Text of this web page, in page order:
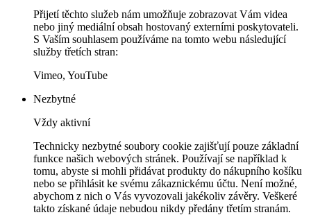
Přijetí těchto služeb nám umožňuje zobrazovat Vám videa
nebo jiný mediální obsah hostovaný externími poskytovateli.
S Vaším souhlasem používáme na tomto webu následující
služby třetích stran:
Vimeo, YouTube
Nezbytné
Vždy aktivní
Technicky nezbytné soubory cookie zajišťují pouze základní
funkce našich webových stránek. Používají se například k
tomu, abyste si mohli přidávat produkty do nákupního košíku
nebo se přihlásit ke svému zákaznickému účtu. Není možné,
abychom z nich o Vás vyvozovali jakékoliv závěry. Veškeré
takto získané údaje nebudou nikdy předány třetím stranám.